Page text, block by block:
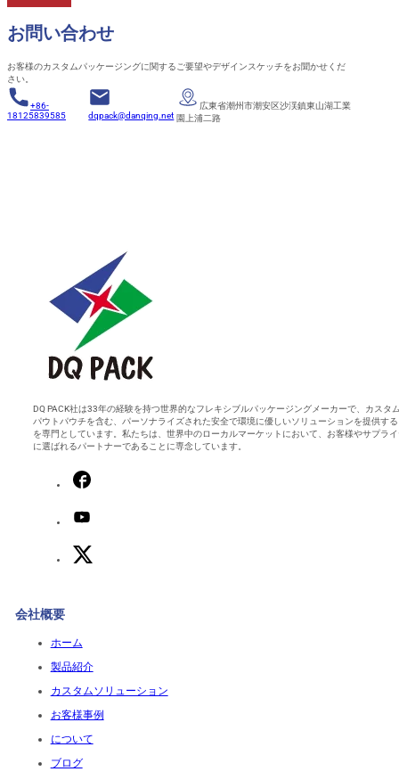
お問い合わせ
お客様のカスタムパッケージングに関するご要望やデザインスケッチをお聞かせくだ
さい。
+86-
18125839585
dqpack@danqing.net
広東省潮州市潮安区沙渓鎮東山湖工業
園上浦二路
DQ PACK社は33年の経験を持つ世界的なフレキシブルパッケージングメーカーで、カスタ
パウトパウチを含む、パーソナライズされた安全で環境に優しいソリューションを提供す
を専門としています。私たちは、世界中のローカルマーケットにおいて、お客様やサプラ
に選ばれるパートナーであることに専念しています。
会社概要
ホーム
製品紹介
カスタムソリューション
お客様事例
について
ブログ